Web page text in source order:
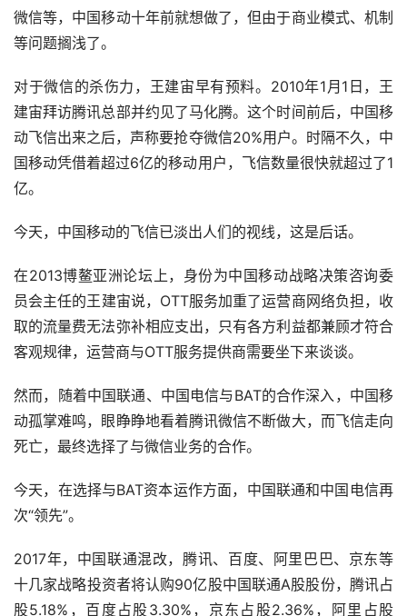
微信等，中国移动十年前就想做了，但由于商业模式、机制
等问题搁浅了。
对于微信的杀伤力，王建宙早有预料。2010年1月1日，王
建宙拜访腾讯总部并约见了马化腾。这个时间前后，中国移
动飞信出来之后，声称要抢夺微信20%用户。时隔不久，中
国移动凭借着超过6亿的移动用户，飞信数量很快就超过了1
亿。
今天，中国移动的飞信已淡出人们的视线，这是后话。
在2013博鳌亚洲论坛上，身份为中国移动战略决策咨询委
员会主任的王建宙说，OTT服务加重了运营商网络负担，收
取的流量费无法弥补相应支出，只有各方利益都兼顾才符合
客观规律，运营商与OTT服务提供商需要坐下来谈谈。
然而，随着中国联通、中国电信与BAT的合作深入，中国移
动孤掌难鸣，眼睁睁地看着腾讯微信不断做大，而飞信走向
死亡，最终选择了与微信业务的合作。
今天，在选择与BAT资本运作方面，中国联通和中国电信再
次“领先”。
2017年，中国联通混改，腾讯、百度、阿里巴巴、京东等
十几家战略投资者将认购90亿股中国联通A股股份，腾讯占
股5.18%，百度占股3.30%，京东占股2.36%，阿里占股